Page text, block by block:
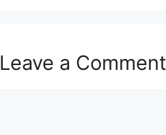
Leave a Comment